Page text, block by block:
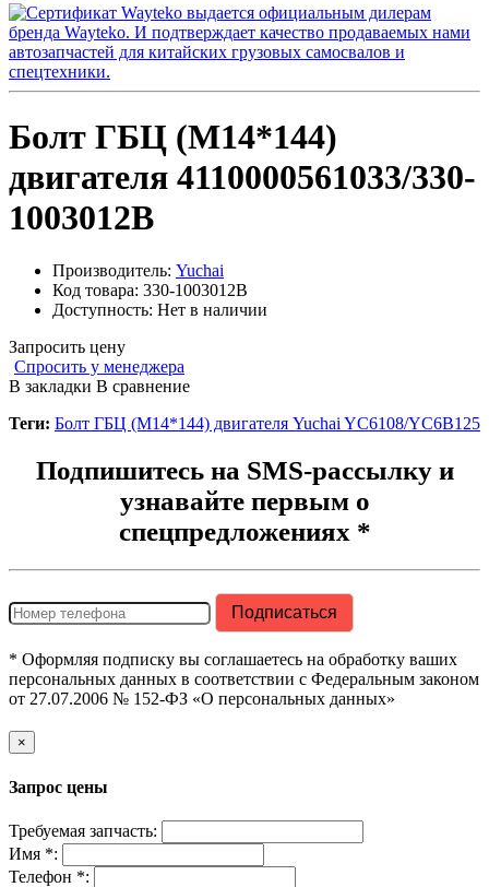
Болт ГБЦ (M14*144)
двигателя 4110000561033/330-
1003012B
Производитель: Yuchai
Код товара: 330-1003012B
Доступность: Нет в наличии
Запросить цену
Спросить у менеджера
В закладки В сравнение
Теги: Болт ГБЦ (M14*144) двигателя Yuchai YC6108/YC6B125
Подпишитесь на SMS-рассылку и
узнавайте первым о
спецпредложениях *
* Оформляя подписку вы соглашаетесь на обработку ваших
персональных данных в соответствии с Федеральным законом
от 27.07.2006 № 152-ФЗ «О персональных данных»
×
Запрос цены
Требуемая запчасть:
Имя *:
Телефон *: